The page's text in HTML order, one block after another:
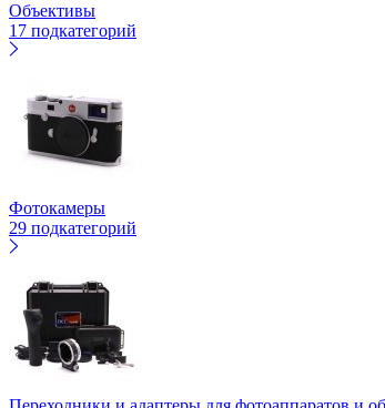
Объективы
17 подкатегорий
Фотокамеры
29 подкатегорий